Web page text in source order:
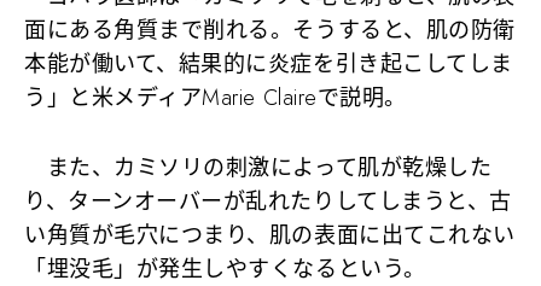
面にある角質まで削れる。そうすると、肌の防衛
本能が働いて、結果的に炎症を引き起こしてしま
う」と米メディアMarie Claireで説明。
また、カミソリの刺激によって肌が乾燥した
り、ターンオーバーが乱れたりしてしまうと、古
い角質が毛穴につまり、肌の表面に出てこれない
「埋没毛」が発生しやすくなるという。